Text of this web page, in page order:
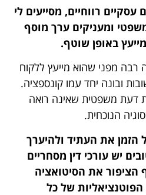
רווחיים, מסייעים לי
ומעניקים ערך מוסף
באופן שוטף.
רבה מפני שהוא מייעץ ללקוח
ובונה יחד עמו קונספציה.
דעת משפטית שאינה רואה
הנוכחית.
הזמן את העתיד ולהיערך
יש עורכי דין מסחריים
את הסיטואציה
של כל